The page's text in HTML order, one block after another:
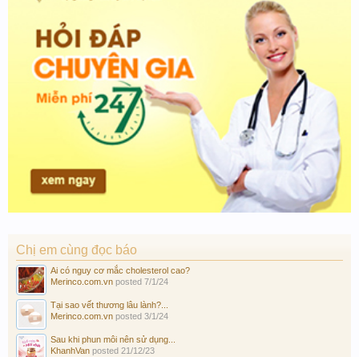
Chị em cùng đọc báo
Ai có nguy cơ mắc cholesterol cao?
Merinco.com.vn posted 7/1/24
Tại sao vết thương lâu lành?...
Merinco.com.vn posted 3/1/24
Sau khi phun môi nên sử dụng...
KhanhVan posted 21/12/23